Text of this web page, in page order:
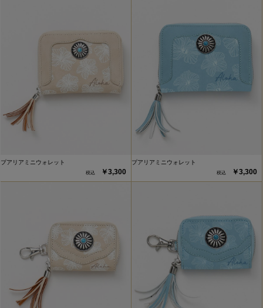
プアリアミニウォレット
￥3,300
プアリアミニウォレット
￥3,300